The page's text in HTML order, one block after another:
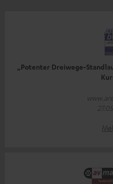
„Potenter Dreiwege-